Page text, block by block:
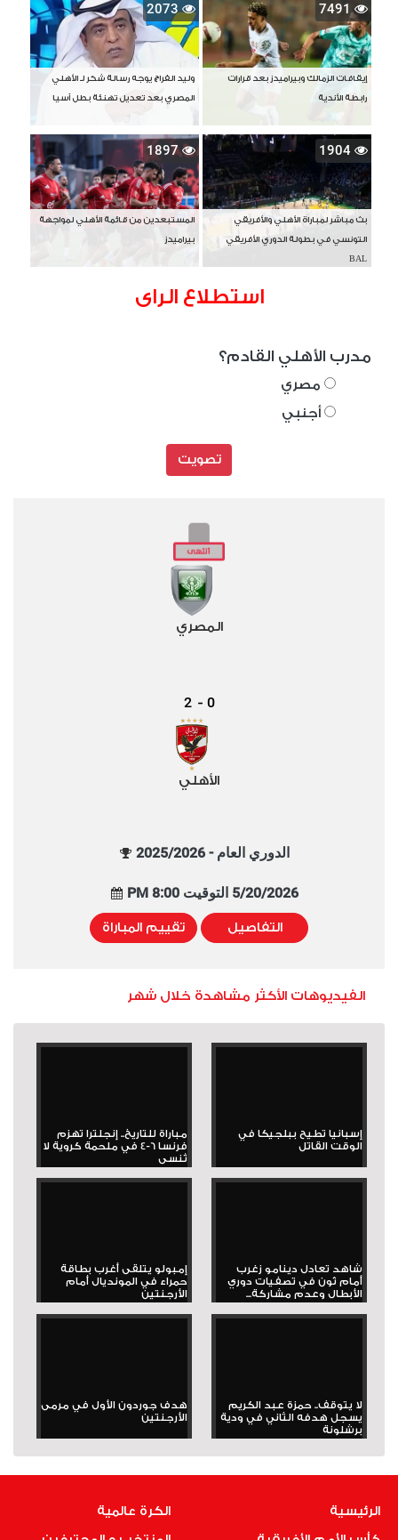
7491
إيقافات الزمالك وبيراميدز بعد قرارات
رابطة الأندية
2073
وليد الفراج يوجه رسالة شكر لـ الأهلي
المصري بعد تعديل تهنئة بطل آسيا
1904
بث مباشر لمباراة الأهلي والأفريقي
التونسي في بطولة الدوري الأفريقي
BAL
1897
المستبعدين من قائمة الأهلي لمواجهة
بيراميدز
استطلاع الراى
مدرب الأهلي القادم؟
مصري
أجنبي
تصويت
المصري
0
-
2
الأهلي
الدوري العام - 2025/2026
5/20/2026 التوقيت 8:00 PM
التفاصيل تقييم المباراة
الفيديوهات الأكثر مشاهدة خلال شهر
إسبانيا تطيح ببلجيكا في
الوقت القاتل
مباراة للتاريخ.. إنجلترا تهزم
فرنسا 6-4 في ملحمة كروية لا
تُنسى
شاهد تعادل دينامو زغرب
أمام ثون في تصفيات دوري
الأبطال وعدم مشاركة...
إمبولو يتلقى أغرب بطاقة
حمراء في المونديال أمام
الأرجنتين
لا يتوقف.. حمزة عبد الكريم
يسجل هدفه الثاني في ودية
برشلونة
هدف جوردون الأول في مرمى
الأرجنتين
الرئيسية
الكرة عالمية